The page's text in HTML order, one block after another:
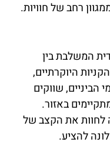
רחב של חוויות.
המשלבת בין
היוקרתיים,
הביניים, שווקים
באזור.
לחוות את הקצב של
להציע.